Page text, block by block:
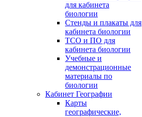
для кабинета
биологии
Стенды и плакаты для
кабинета биологии
ТСО и ПО для
кабинета биологии
Учебные и
демонстрационные
материалы по
биологии
Кабинет Географии
Карты
географические,